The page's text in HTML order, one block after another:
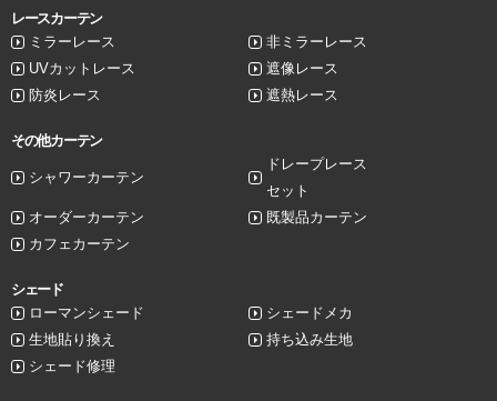
レースカーテン
ミラーレース
非ミラーレース
UVカットレース
遮像レース
防炎レース
遮熱レース
その他カーテン
シャワーカーテン
ドレープレース
セット
オーダーカーテン
既製品カーテン
カフェカーテン
シェード
ローマンシェード
シェードメカ
生地貼り換え
持ち込み生地
シェード修理